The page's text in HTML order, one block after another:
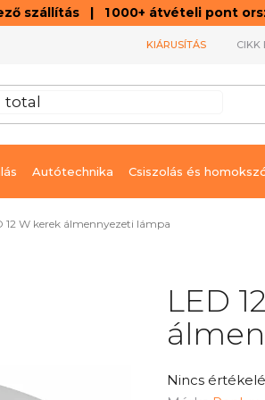
szállítás | 1 000+ átvételi pont
KIÁRUSÍTÁS CIKK
Autótechnika Csiszolás és
12 W kerek álmennyezeti lámpa
LED
A
Nincs